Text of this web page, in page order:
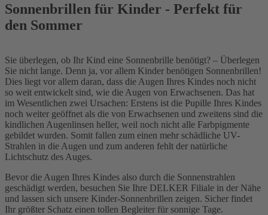
Sonnenbrillen für Kinder - Perfekt für
den Sommer
Sie überlegen, ob Ihr Kind eine Sonnenbrille benötigt? – Überlegen
Sie nicht lange. Denn ja, vor allem Kinder benötigen Sonnenbrillen!
Dies liegt vor allem daran, dass die Augen Ihres Kindes noch nicht
so weit entwickelt sind, wie die Augen von Erwachsenen. Das hat
im Wesentlichen zwei Ursachen: Erstens ist die Pupille Ihres Kindes
noch weiter geöffnet als die von Erwachsenen und zweitens sind die
kindlichen Augenlinsen heller, weil noch nicht alle Farbpigmente
gebildet wurden. Somit fallen zum einen mehr schädliche UV-
Strahlen in die Augen und zum anderen fehlt der natürliche
Lichtschutz des Auges.
Bevor die Augen Ihres Kindes also durch die Sonnenstrahlen
geschädigt werden, besuchen Sie Ihre DELKER Filiale in der Nähe
und lassen sich unsere Kinder-Sonnenbrillen zeigen. Sicher findet
Ihr größter Schatz einen tollen Begleiter für sonnige Tage.